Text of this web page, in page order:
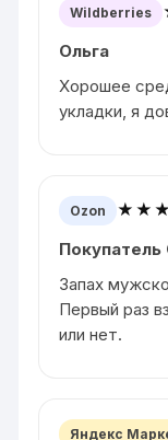
Wildberries
Ольга
Хорошее
укладки, я
Ozon
Покупатель
Запах
Первый раз
или нет.
Яндекс